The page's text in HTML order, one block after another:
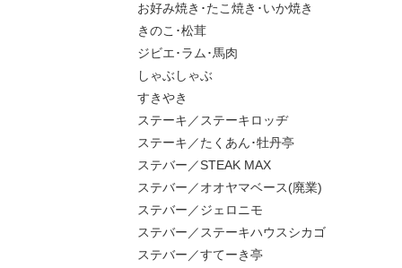
お好み焼き･たこ焼き･いか焼き
きのこ･松茸
ジビエ･ラム･馬肉
しゃぶしゃぶ
すきやき
ステーキ／ステーキロッヂ
ステーキ／たくあん･牡丹亭
ステバー／STEAK MAX
ステバー／オオヤマベース(廃業)
ステバー／ジェロニモ
ステバー／ステーキハウスシカゴ
ステバー／すてーき亭